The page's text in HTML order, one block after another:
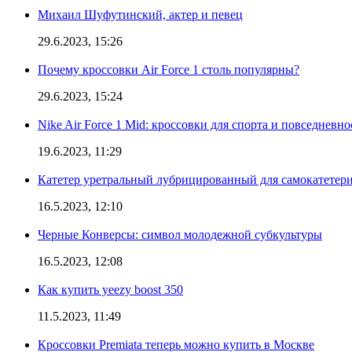
Михаил Шуфутинский, актер и певец
29.6.2023, 15:26
Почему кроссовки Air Force 1 столь популярны?
29.6.2023, 15:24
Nike Air Force 1 Mid: кроссовки для спорта и
19.6.2023, 11:29
Катетер уретральный лубрицированный для
16.5.2023, 12:10
Черные Конверсы: символ молодежной субкультуры
16.5.2023, 12:08
Как купить yeezy boost 350
11.5.2023, 11:49
Кроссовки Premiata теперь можно купить в Москве